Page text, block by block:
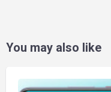
You may also like